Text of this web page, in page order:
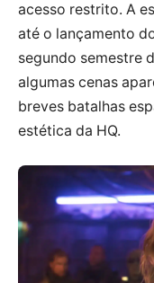
acesso restrito. A
até o lançamento
segundo semestre
algumas cenas
breves batalhas
estética da HQ.